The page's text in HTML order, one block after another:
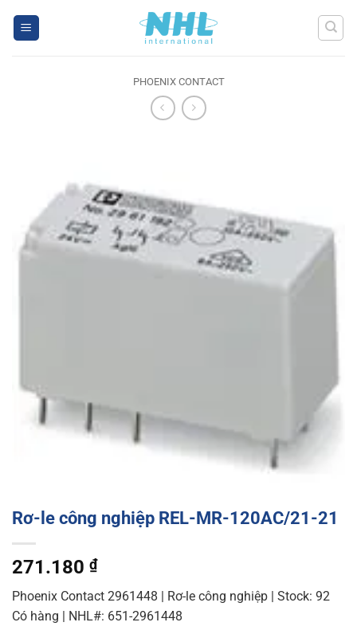
PHOENIX CONTACT
Rơ-le công nghiệp REL-MR-120AC/21-21
271.180 ₫
Phoenix Contact 2961448 | Rơ-le công nghiệp | Stock: 92
Có hàng | NHL#: 651-2961448